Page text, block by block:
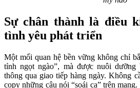
Sự chân thành là điều
tình yêu phát triển
Một mối quan hệ bền vững không chỉ
tỉnh ngọt ngào”, mà được nuôi
thông qua giao tiếp hàng ngày. Không
copy những câu nói “soái ca” trên